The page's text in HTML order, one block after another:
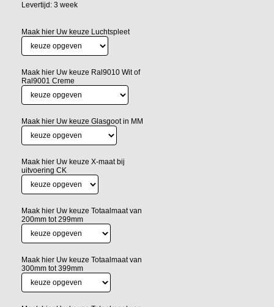
Levertijd: 3 week
Maak hier Uw keuze Luchtspleet
Maak hier Uw keuze Ral9010 Wit of
Ral9001 Creme
Maak hier Uw keuze Glasgoot in MM
Maak hier Uw keuze X-maat bij
uitvoering CK
Maak hier Uw keuze Totaalmaat van
200mm tot 299mm
Maak hier Uw keuze Totaalmaat van
300mm tot 399mm